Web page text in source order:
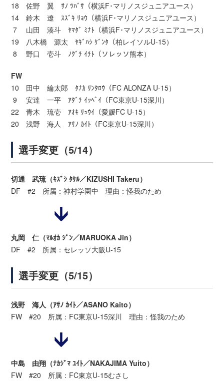
18 佐野 翼 ｻﾉ ﾂﾊﾞｻ（横浜F･マリノスジュニアユース）
14 鈴木 遼 ｽｽﾞｷ ﾘｮｳ（横浜F･マリノスジュニアユース）
7 山田 湊斗 ﾔﾏﾀﾞ ﾐﾅﾄ（横浜F･マリノスジュニアユース）
19 八木橋 源太 ﾔｷﾞﾊｼ ｹﾞﾝﾀ（柏レイソルU-15）
8 野口 壱斗 ﾉｸﾞﾁ ｲﾁﾄ（ソレッソ熊本）
FW
10 田中 綸太郎 ﾀﾅｶ ﾘﾝﾀﾛｳ（FC ALONZA U-15）
9 安達 一平 ｱﾀﾞﾁ ｲｯﾍﾟｲ（FC東京U-15深川）
22 青木 琉壱 ｱｵｷ ﾘｭｳｲ（愛媛FC U-15）
20 浅野 海人 ｱｻﾉ ｶｲﾄ（FC東京U-15深川）
選手変更（5/14）
切通 武琉（ｷｽﾞｼ ﾀｹﾙ／KIZUSHI Takeru）
DF #2 所属：神村学園中 理由：怪我のため
丸岡 仁（ﾏﾙｵｶ ｼﾞﾝ／MARUOKA Jin）
DF #2 所属：セレッソ大阪U-15
選手変更（5/15）
浅野 海人（ｱｻﾉ ｶｲﾄ／ASANO Kaito）
FW #20 所属：FC東京U-15深川 理由：怪我のため
中島 由翔（ﾅｶｼﾞﾏ ﾕｲﾄ／NAKAJIMA Yuito）
FW #20 所属：FC東京U-15むさし